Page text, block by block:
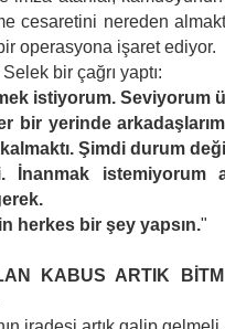
cesaretini nereden
operasyona işaret ediyor.
bir çağrı yaptı:
istiyorum. Seviyorum
bir yerinde arkadaşlarım
Şimdi durum
İnanmak istemiyorum
herkes bir şey yapsın."
KABUS ARTIK